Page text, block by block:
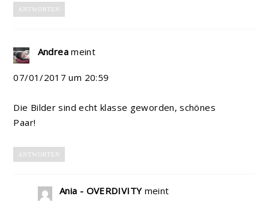
ANTWORTEN
Andrea meint
07/01/2017 um 20:59
Die Bilder sind echt klasse geworden, schönes
Paar!
ANTWORTEN
Ania - OVERDIVITY meint